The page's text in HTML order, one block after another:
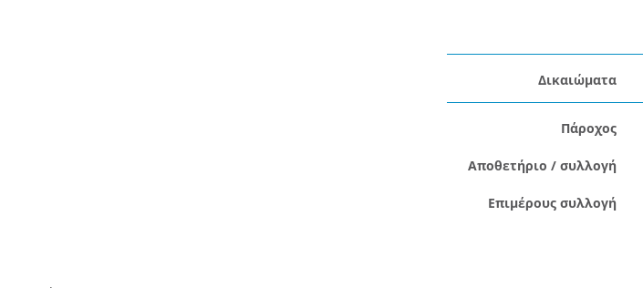
Δικαιώματα
Πάροχος
Αποθετήριο / συλλογή
Επιμέρους συλλογή